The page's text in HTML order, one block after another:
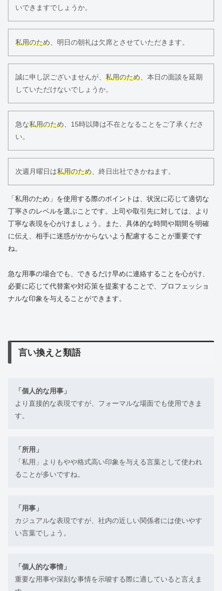
いできますでしょうか。
私用のため、明日の朝礼は欠席とさせていただきます。
誠に申し訳ございませんが、 私用のため、本日の面談を延期
していただけないでしょうか。
急な私用のため、15時以降は不在となることをご了承くださ
い。
次週月曜日は私用のため、終日出社できかねます。
「私用のため」を使用する際のポイントは、状況に応じて適切な
丁寧さのレベルを選ぶことです。上司や取引先に対しては、より
丁寧な表現を心がけましょう。また、具体的な時間や期間を明確
に伝え、相手に迷惑がかからないよう配慮することが重要です
ね。
急な用事の場合でも、できるだけ早めに連絡することを心がけ、
必要に応じて代替案や対応策を提案することで、プロフェッショ
ナルな印象を与えることができます。
言い換えと類語
「個人的な用事」
より直接的な表現ですが、フォーマルな場面でも使用できま
す。
「所用」
「私用」よりもやや格式高い印象を与える言葉として使われ
ることが多いですね。
「用事」
カジュアルな表現ですが、社内の近しい関係者には使いやす
い言葉でしょう。
「個人的な事情」
重要な用事や深刻な事情を示唆する際に適していると言えま